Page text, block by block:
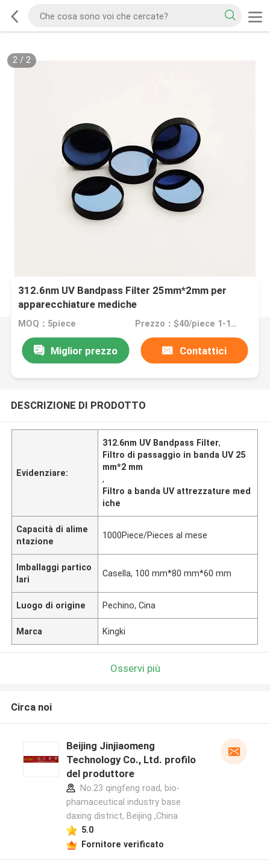
2/ 2
312.6nm UV Bandpass Filter 25mm*2mm per
apparecchiature mediche
MOQ：5piece Prezzo：$40/piece 1-10pieces; $35/piece 11-50pieces; $30/piece >=51pieces
Miglior prezzo Contattici
DESCRIZIONE DI PRODOTTO
Evidenziare:
312.6nm UV Bandpass Filter,
Filtro di passaggio in banda UV 25
mm*2 mm
,
Filtro a banda UV attrezzature med
iche
Capacità di alime
ntazione
1000Piece/Pieces al mese
Imballaggi partico
lari
Casella, 100 mm*80 mm*60 mm
Luogo di origine Pechino, Cina
Marca Kingki
Osservi più
Circa noi
Beijing Jinjiaomeng
Technology Co., Ltd. profilo
del produttore
No.23 qingfeng road, bio-
phamaceutical industry base
daxing district, Beijing ,China
5.0
Fornitore verificato